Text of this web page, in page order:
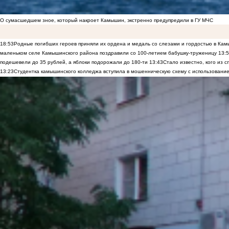
О сумасшедшем зное, который накроет Камышин, экстренно предупредили в ГУ МЧС
18:53Родные погибших героев приняли их ордена и медаль со слезами и гордостью в
маленьком селе Камышинского района поздравили со 100-летием бабушку-труженицу
подешевели до 35 рублей, а яблоки подорожали до 180-ти 13:43Стало известно, кого из
13:23Студентка камышинского колледжа вступила в мошенническую схему с